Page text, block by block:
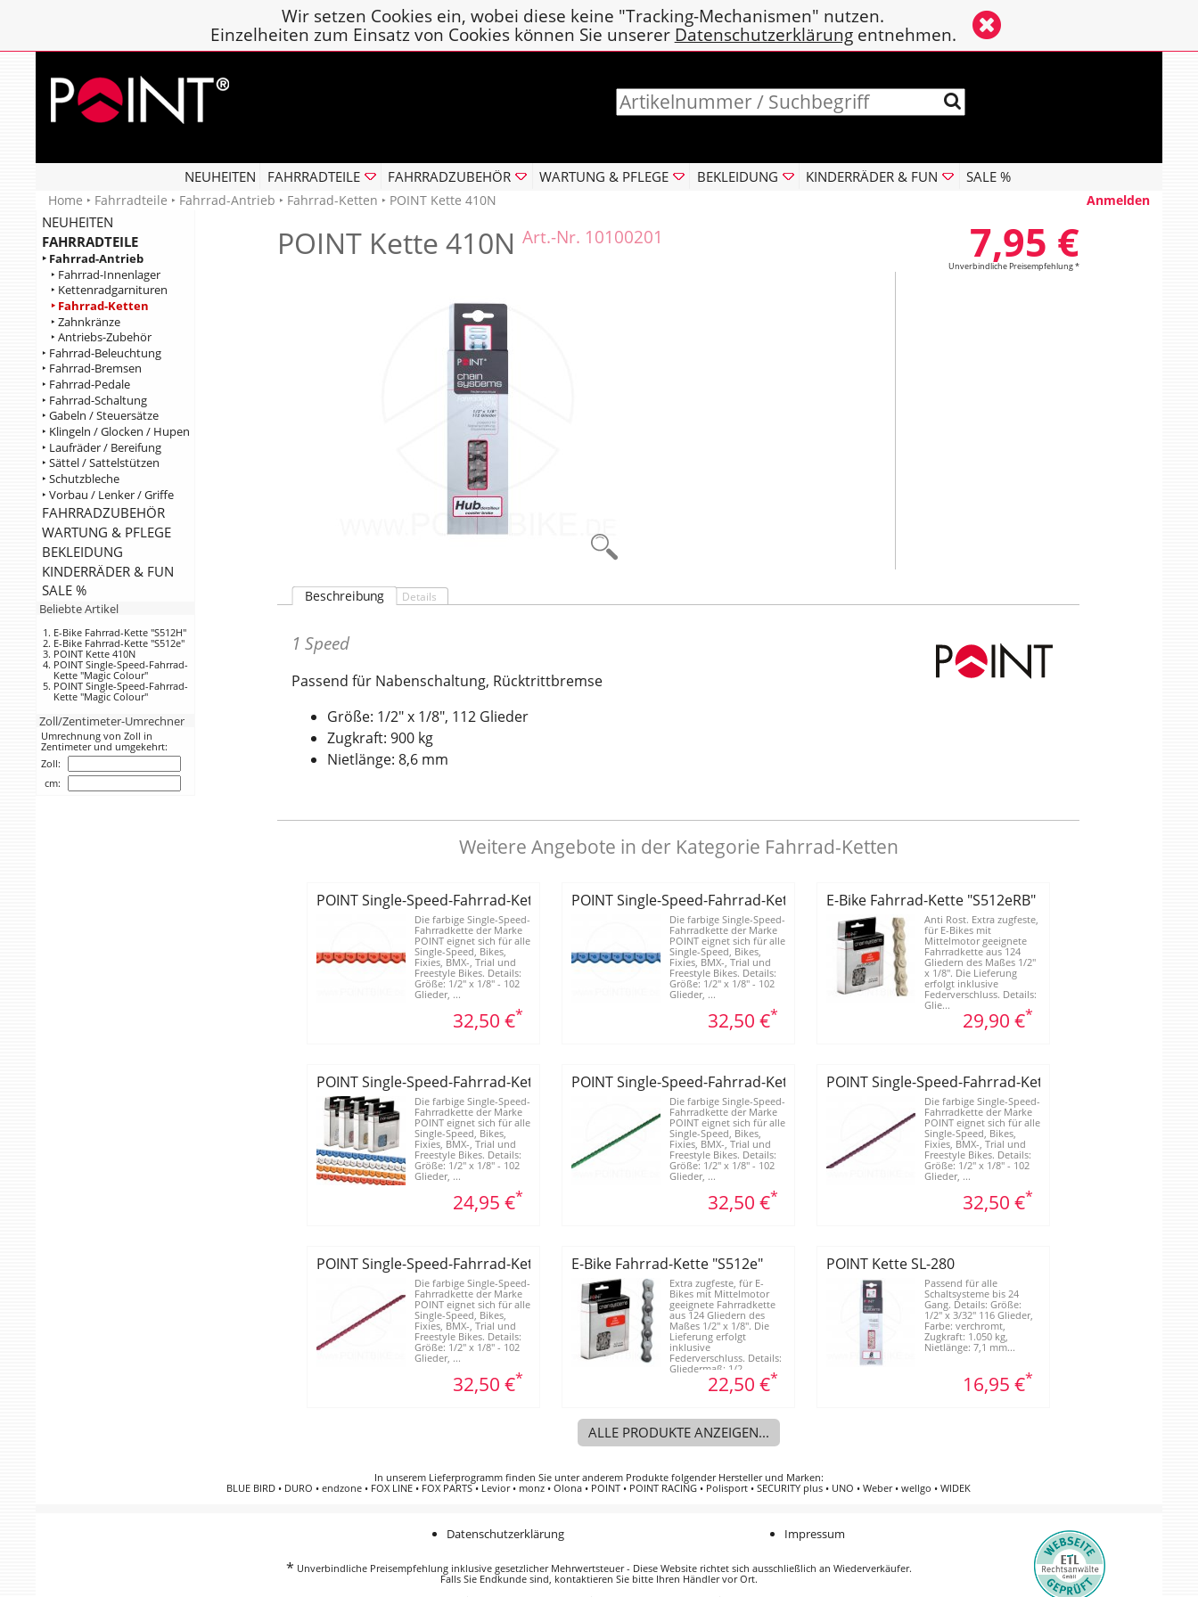
Wir setzen Cookies ein, wobei diese keine "Tracking-Mechanismen" nutzen.
Einzelheiten zum Einsatz von Cookies können Sie unserer Datenschutzerklärungentnehmen.
NEUHEITEN FAHRRADTEILE FAHRRADZUBEHÖR WARTUNG & PFLEGE BEKLEIDUNG KINDERRÄDER & FUN SALE %
Anmelden
Home ‣ Fahrradteile ‣ Fahrrad-Antrieb ‣ Fahrrad-Ketten ‣ POINT Kette 410N
NEUHEITEN
FAHRRADTEILE
‣ Fahrrad-Antrieb
‣ Fahrrad-Innenlager
‣ Kettenradgarnituren
‣ Fahrrad-Ketten
‣ Zahnkränze
‣ Antriebs-Zubehör
‣ Fahrrad-Beleuchtung
‣ Fahrrad-Bremsen
‣ Fahrrad-Pedale
‣ Fahrrad-Schaltung
‣ Gabeln / Steuersätze
‣ Klingeln / Glocken / Hupen
‣ Laufräder / Bereifung
‣ Sättel / Sattelstützen
‣ Schutzbleche
‣ Vorbau / Lenker / Griffe
FAHRRADZUBEHÖR
WARTUNG & PFLEGE
BEKLEIDUNG
KINDERRÄDER & FUN
SALE %
Beliebte Artikel
E-Bike Fahrrad-Kette "S512H"
E-Bike Fahrrad-Kette "S512e"
POINT Kette 410N
POINT Single-Speed-Fahrrad-
Kette "Magic Colour"
POINT Single-Speed-Fahrrad-
Kette "Magic Colour"
Zoll/Zentimeter-Umrechner
Umrechnung von Zoll in
Zentimeter und umgekehrt:
Zoll:
cm:
POINT Kette 410NArt.-Nr. 10100201 7,95 €
Unverbindliche Preisempfehlung *
Beschreibung Details
1 Speed
Passend für Nabenschaltung, Rücktrittbremse
Größe: 1/2" x 1/8", 112 Glieder
Zugkraft: 900 kg
Nietlänge: 8,6 mm
Weitere Angebote in der Kategorie Fahrrad-Ketten
POINT Single-Speed-Fahrrad-Kette "Magic Colour"
Die farbige Single-Speed-
Fahrradkette der Marke
POINT eignet sich für alle
Single-Speed, Bikes,
Fixies, BMX-, Trial und
Freestyle Bikes. Details:
Größe: 1/2" x 1/8" - 102
Glieder, ...
32,50 €*
POINT Single-Speed-Fahrrad-Kette "Magic Colour"
Die farbige Single-Speed-
Fahrradkette der Marke
POINT eignet sich für alle
Single-Speed, Bikes,
Fixies, BMX-, Trial und
Freestyle Bikes. Details:
Größe: 1/2" x 1/8" - 102
Glieder, ...
32,50 €*
E-Bike Fahrrad-Kette "S512eRB"
Anti Rost. Extra zugfeste,
für E-Bikes mit
Mittelmotor geeignete
Fahrradkette aus 124
Gliedern des Maßes 1/2"
x 1/8". Die Lieferung
erfolgt inklusive
Federverschluss. Details:
Glie...
29,90 €*
POINT Single-Speed-Fahrrad-Kette "Magic Colour"
Die farbige Single-Speed-
Fahrradkette der Marke
POINT eignet sich für alle
Single-Speed, Bikes,
Fixies, BMX-, Trial und
Freestyle Bikes. Details:
Größe: 1/2" x 1/8" - 102
Glieder, ...
24,95 €*
POINT Single-Speed-Fahrrad-Kette "Magic Colour"
Die farbige Single-Speed-
Fahrradkette der Marke
POINT eignet sich für alle
Single-Speed, Bikes,
Fixies, BMX-, Trial und
Freestyle Bikes. Details:
Größe: 1/2" x 1/8" - 102
Glieder, ...
32,50 €*
POINT Single-Speed-Fahrrad-Kette "Magic Colour"
Die farbige Single-Speed-
Fahrradkette der Marke
POINT eignet sich für alle
Single-Speed, Bikes,
Fixies, BMX-, Trial und
Freestyle Bikes. Details:
Größe: 1/2" x 1/8" - 102
Glieder, ...
32,50 €*
POINT Single-Speed-Fahrrad-Kette "Magic Colour"
Die farbige Single-Speed-
Fahrradkette der Marke
POINT eignet sich für alle
Single-Speed, Bikes,
Fixies, BMX-, Trial und
Freestyle Bikes. Details:
Größe: 1/2" x 1/8" - 102
Glieder, ...
32,50 €*
E-Bike Fahrrad-Kette "S512e"
Extra zugfeste, für E-
Bikes mit Mittelmotor
geeignete Fahrradkette
aus 124 Gliedern des
Maßes 1/2" x 1/8". Die
Lieferung erfolgt
inklusive
Federverschluss. Details:
Gliedermaß: 1/2...
22,50 €*
POINT Kette SL-280
Passend für alle
Schaltsysteme bis 24
Gang. Details: Größe:
1/2" x 3/32" 116 Glieder,
Farbe: verchromt,
Zugkraft: 1.050 kg,
Nietlänge: 7,1 mm...
16,95 €*
ALLE PRODUKTE ANZEIGEN...
In unserem Lieferprogramm finden Sie unter anderem Produkte folgender Hersteller und Marken:
BLUE BIRD • DURO •endzone • FOX LINE • FOX PARTS• Levior• monz •Olona • POINT • POINT RACING • Polisport •SECURITY plus • UNO •Weber•wellgo •WIDEK
Datenschutzerklärung Impressum
* Unverbindliche Preisempfehlung inklusive gesetzlicher Mehrwertsteuer - Diese Website richtet sich ausschließlich an Wiederverkäufer.
Falls Sie Endkunde sind, kontaktieren Sie bitte Ihren Händler vor Ort.